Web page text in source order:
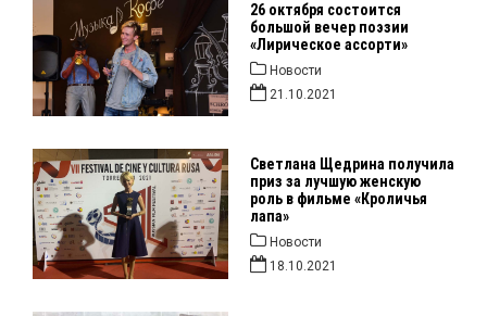
26 октября состоится
большой вечер поэзии
«Лирическое ассорти»
Новости
21.10.2021
Светлана Щедрина получила
приз за лучшую женскую
роль в фильме «Кроличья
лапа»
Новости
18.10.2021